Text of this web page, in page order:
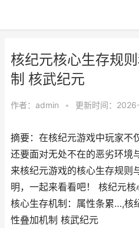
核纪元核心生存规
制 核武纪元
作者： admin • 更新时间：
摘要：在核纪元游戏中玩家不
还要面对无处不在的恶劣环境
来核纪元游戏的核心生存规则
明，一起来看看吧！ 核纪元
核心生存机制：属性条累…,核
性叠加机制 核武纪元